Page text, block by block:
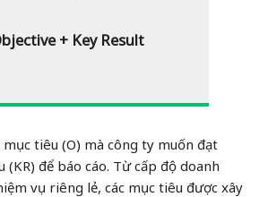
+ Key Result
mục tiêu (O) mà công ty muốn đạt
(KR) để báo cáo. Từ cấp độ doanh
vụ riêng lẻ, các mục tiêu được xây